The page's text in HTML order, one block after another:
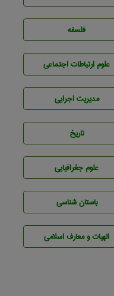
فلسفه
علوم ارتباطات اجتماعی
مديريت اجرايی
تاريخ
علوم جغرافيايی
باستان شناسی
الهیات و معارف اسلامی